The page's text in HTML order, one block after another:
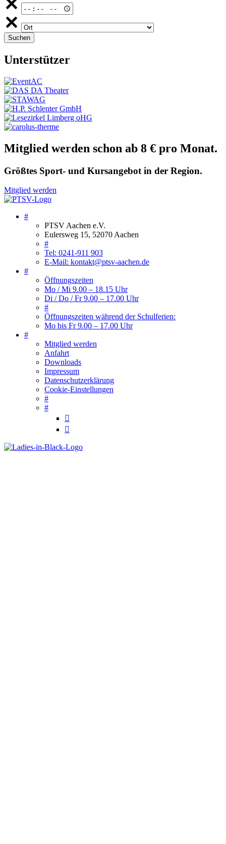
Unterstützer
Mitglied werden schon ab 8 € pro Monat.
Größtes Sport- und Kursangebot in der Region.
Mitglied werden
#
PTSV Aachen e.V.
Eulersweg 15, 52070 Aachen
#
Tel: 0241-911 903
E-Mail: kontakt@ptsv-aachen.de
#
Öffnungszeiten
Mo / Mi 9.00 – 18.15 Uhr
Di / Do / Fr 9.00 – 17.00 Uhr
#
Öffnungszeiten während der Schulferien:
Mo bis Fr 9.00 – 17.00 Uhr
#
Mitglied werden
Anfahrt
Downloads
Impressum
Datenschutzerklärung
Cookie-Einstellungen
#
#

